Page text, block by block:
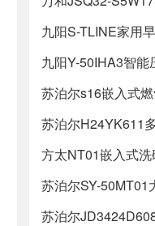
苏泊尔SY-50MT01
苏泊尔